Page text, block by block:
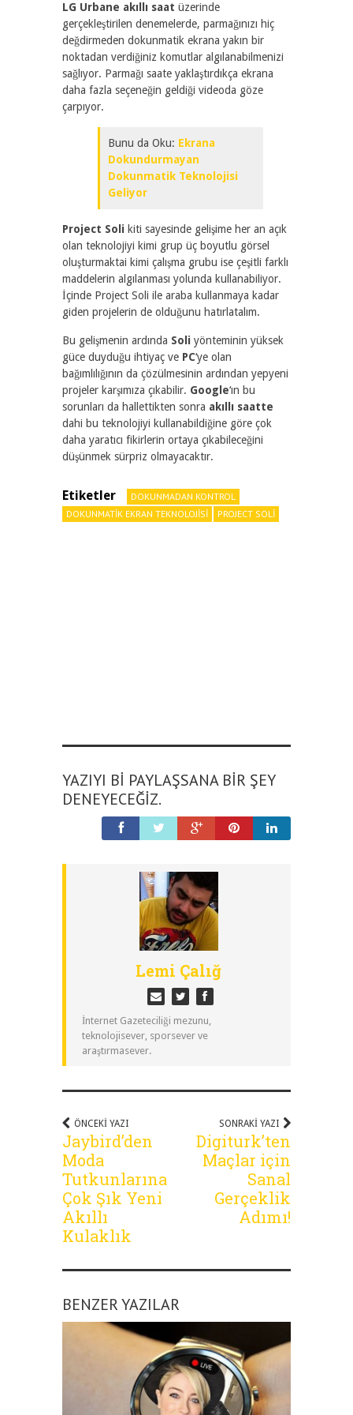
LG Urbane akıllı saat üzerinde
gerçekleştirilen denemelerde, parmağınızı hiç
değdirmeden dokunmatik ekrana yakın bir
noktadan verdiğiniz komutlar algılanabilmenizi
sağlıyor. Parmağı saate yaklaştırdıkça ekrana
daha fazla seçeneğin geldiği videoda göze
çarpıyor.
Bunu da Oku: Ekrana
Dokundurmayan
Dokunmatik Teknolojisi
Geliyor
Project Soli kiti sayesinde gelişime her an açık
olan teknolojiyi kimi grup üç boyutlu görsel
oluşturmaktai kimi çalışma grubu ise çeşitli farklı
maddelerin algılanması yolunda kullanabiliyor.
İçinde Project Soli ile araba kullanmaya kadar
giden projelerin de olduğunu hatırlatalım.
Bu gelişmenin ardında Soli yönteminin yüksek
güce duyduğu ihtiyaç ve PC‘ye olan
bağımlılığının da çözülmesinin ardından yepyeni
projeler karşımıza çıkabilir. Google‘ın bu
sorunları da hallettikten sonra akıllı saatte
dahi bu teknolojiyi kullanabildiğine göre çok
daha yaratıcı fikirlerin ortaya çıkabileceğini
düşünmek sürpriz olmayacaktır.
Etiketler
DOKUNMADAN KONTROL
DOKUNMATIK EKRAN TEKNOLOJISI
PROJECT SOLI
YAZIYI BI PAYLAŞSANA BIR ŞEY
DENEYECEĞIZ.
Lemi Çalığ
İnternet Gazeteciliği mezunu,
teknolojisever, sporsever ve
araştırmasever.
ÖNCEKI YAZI
Jaybird’den
Moda
Tutkunlarına
Çok Şık Yeni
Akıllı
Kulaklık
SONRAKI YAZI
Digiturk’ten
Maçlar için
Sanal
Gerçeklik
Adımı!
BENZER YAZILAR